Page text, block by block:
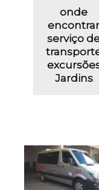
onde
encontrar
serviço
Jardins